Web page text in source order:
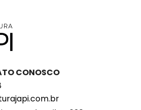
CONOSCO